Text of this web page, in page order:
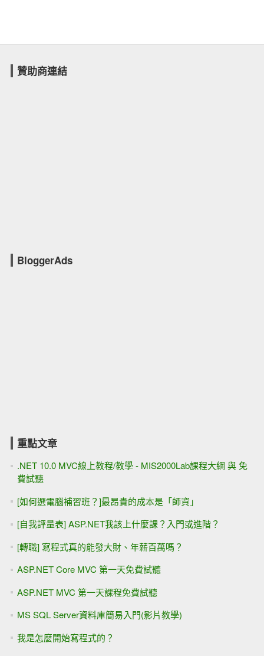
贊助商連結
BloggerAds
重點文章
.NET 10.0 MVC線上教程/教學 - MIS2000Lab課程大綱 與 免
費試聽
[如何選電腦補習班？]最昂貴的成本是「師資」
[自我評量表] ASP.NET我該上什麼課？入門或進階？
[轉職] 寫程式真的能發大財、年薪百萬嗎？
ASP.NET Core MVC 第一天免費試聽
ASP.NET MVC 第一天課程免費試聽
MS SQL Server資料庫簡易入門(影片教學)
我是怎麼開始寫程式的？